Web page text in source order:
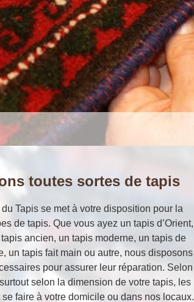
toutes sortes de tapis
du Tapis se met à votre disposition pour la
de tapis. Que vous ayez un tapis d’Orient,
ancien, un tapis moderne, un tapis de
un tapis fait main ou autre, nous disposons
pour assurer leur réparation. Selon
selon la dimension de votre tapis, les
faire à votre domicile ou dans nos locaux.